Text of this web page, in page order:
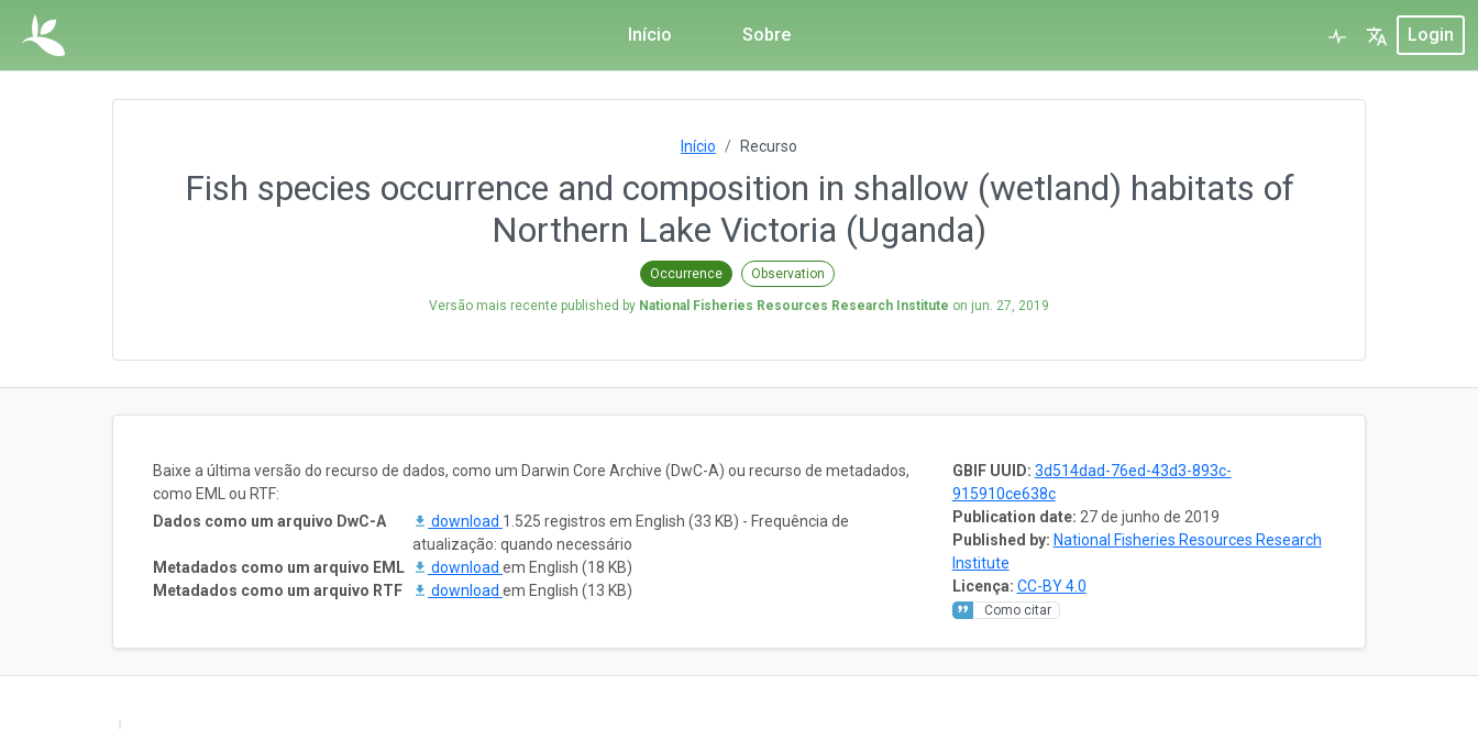
Início Sobre Login
Início Recurso
Fish species occurrence and composition in shallow (wetland) habitats of
Northern Lake Victoria (Uganda)
Occurrence Observation
Versão mais recente published by National Fisheries Resources Research Institute on jun. 27, 2019
GBIF UUID: 3d514dad-76ed-43d3-893c-
915910ce638c
Publication date: 27 de junho de 2019
Published by: National Fisheries Resources Research
Institute
Licença: CC-BY 4.0
Como citar
Baixe a última versão do recurso de dados, como um Darwin Core Archive (DwC-A) ou recurso de metadados,
como EML ou RTF:
Dados como um arquivo DwC-A
download 1.525 registros em English (33 KB) - Frequência de
atualização: quando necessário
Metadados como um arquivo EML
download em English (18 KB)
Metadados como um arquivo RTF
download em English (13 KB)